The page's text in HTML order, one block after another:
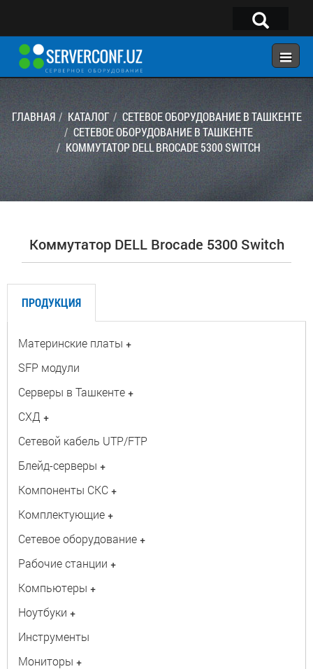
×
ГЛАВНАЯ
КОНФИГУРАТОР
КАТАЛОГ
Telegram:@serverconf_uz
Тел: (90) 932-18-00
ГЛАВНАЯ КАТАЛОГ
СЕТЕВОЕ ОБОРУДОВАНИЕ В ТАШКЕНТЕ
СЕТЕВОЕ ОБОРУДОВАНИЕ В ТАШКЕНТЕ
КОММУТАТОР DELL BROCADE 5300 SWITCH
Коммутатор DELL Brocade 5300 Switch
ПРОДУКЦИЯ
Материнские платы +
SFP модули
Серверы в Ташкенте +
СХД +
Сетевой кабель UTP/FTP
Блейд-серверы +
Компоненты СКС +
Комплектующие +
Сетевое оборудование +
Рабочие станции +
Компьютеры +
Ноутбуки +
Инструменты
Мониторы +